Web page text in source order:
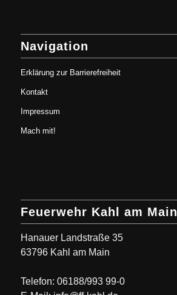
Navigation
Erklärung zur Barrierefreiheit
Kontakt
Impressum
Mach mit!
Feuerwehr Kahl am Main
Hanauer Landstraße 35
63796 Kahl am Main
Telefon: 06188/993 99-0